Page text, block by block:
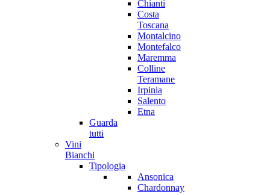
Chianti
Costa
Toscana
Montalcino
Montefalco
Maremma
Colline
Teramane
Irpinia
Salento
Etna
Guarda
tutti
Vini
Bianchi
Tipologia
Ansonica
Chardonnay